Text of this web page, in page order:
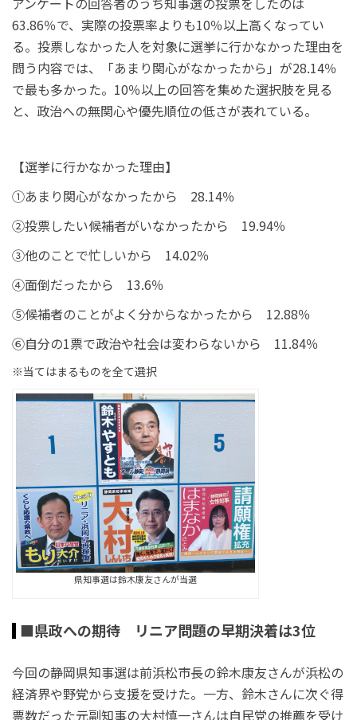
63.86％で、実際の投票率よりも10％以上高くなってい
る。投票しなかった人を対象に選挙に行かなかった理由を
問う内容では、「あまり関心がなかったから」が28.14％
で最も多かった。10％以上の回答を集めた選択肢を見る
と、政治への無関心や優先順位の低さが表れている。
【選挙に行かなかった理由】
①あまり関心がなかったから 28.14％
②投票したい候補者がいなかったから 19.94％
③他のことで忙しいから 14.02％
④面倒だったから 13.6％
⑤候補者のことがよく分からなかったから 12.88％
⑥自分の1票で政治や社会は変わらないから 11.84％
※当てはまるものを全て選択
県知事選は鈴木康友さんが当選
■県政への期待 リニア問題の早期決着は3位
今回の静岡県知事選は前浜松市長の鈴木康友さんが浜松の
経済界や野党から支援を受けた。一方、鈴木さんに次ぐ得
票数だった元副知事の大村慎一さんは自民党の推薦を受け